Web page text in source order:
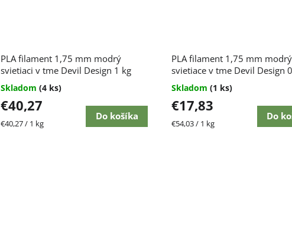
PLA filament 1,75 mm modrý
svietiaci v tme Devil Design 1 kg
hodnotenie
produktu
5,0
z
hviezdičiek.
Skladom (4 ks)
€40,27
Jednotková
€40,27 / 1 kg
Do košíka
PLA filament 1,75 mm modrý
svietiace v tme Devil Design
Skladom (1 ks)
€17,83
Jednotková
€54,03 / 1 kg
Do